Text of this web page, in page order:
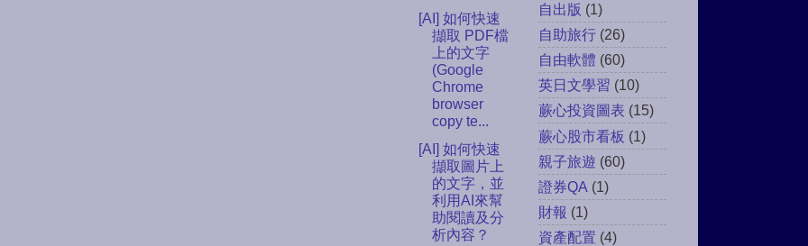
[AI] 如何快速
擷取 PDF檔
上的文字
(Google
Chrome
browser
copy te...
[AI] 如何快速
擷取圖片上
的文字，並
利用AI來幫
助閱讀及分
析內容？
自出版 (1)
自助旅行 (26)
自由軟體 (60)
英日文學習 (10)
蕨心投資圖表 (15)
蕨心股市看板 (1)
親子旅遊 (60)
證券QA (1)
財報 (1)
資產配置 (4)